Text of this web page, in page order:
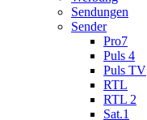
Sendungen
Sender
Pro7
Puls 4
Puls TV
RTL
RTL 2
Sat.1